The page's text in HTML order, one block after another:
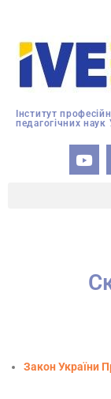
Інститут
педагогічних наук
Закон України